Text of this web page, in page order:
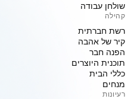
שולחן עבודה
קהילה
רשת חברתית
קיר של אהבה
הפנה חבר
תוכנית היוצרים
כללי הבית
מנחים
רעיונות